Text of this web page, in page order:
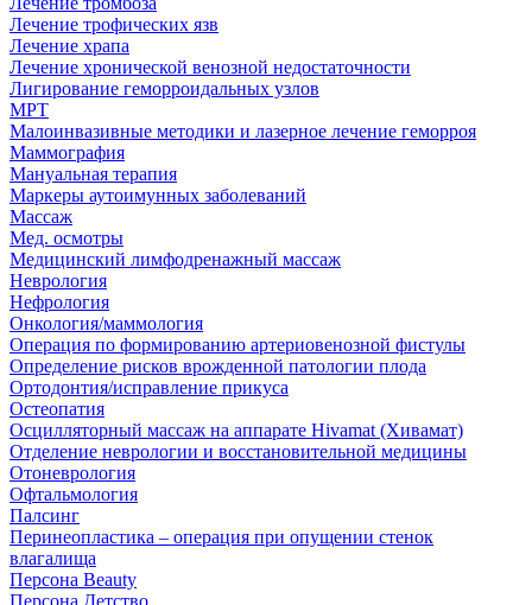
Лечение трофических язв
Лечение храпа
Лечение хронической венозной недостаточности
Лигирование геморроидальных узлов
МРТ
Малоинвазивные методики и лазерное лечение геморроя
Маммография
Мануальная терапия
Маркеры аутоимунных заболеваний
Массаж
Мед. осмотры
Медицинский лимфодренажный массаж
Неврология
Нефрология
Онкология/маммология
Операция по формированию артериовенозной фистулы
Определение рисков врожденной патологии плода
Ортодонтия/исправление прикуса
Остеопатия
Осцилляторный массаж на аппарате Hivamat (Хивамат)
Отделение неврологии и восстановительной медицины
Отоневрология
Офтальмология
Палсинг
Перинеопластика – операция при опущении стенок
влагалища
Персона Beauty
Персона Детство